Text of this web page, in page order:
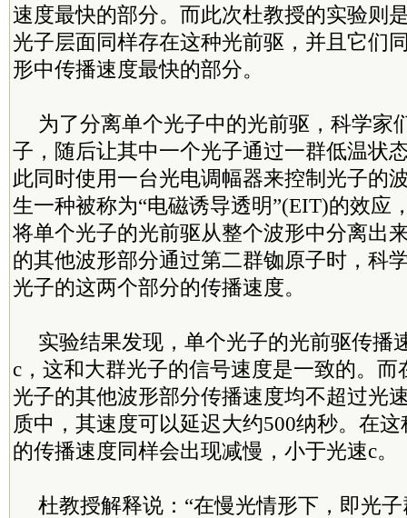
速度最快的部分。而此次杜教授的实验则
光子层面同样存在这种光前驱，并且它们
形中传播速度最快的部分。
为了分离单个光子中的光前驱，科学家
子，随后让其中一个光子通过一群低温状
此同时使用一台光电调幅器来控制光子的
生一种被称为“电磁诱导透明”(EIT)的效应
将单个光子的光前驱从整个波形中分离出
的其他波形部分通过第二群铷原子时，科
光子的这两个部分的传播速度。
实验结果发现，单个光子的光前驱传播
c，这和大群光子的信号速度是一致的。而
光子的其他波形部分传播速度均不超过光
质中，其速度可以延迟大约500纳秒。在
的传播速度同样会出现减慢，小于光速c。
杜教授解释说：“在慢光情形下，即光